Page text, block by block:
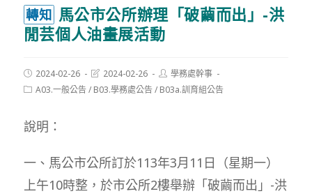
轉知 馬公市公所辦理「破繭而出」-洪
閒芸個人油畫展活動
Post
published:
2024-02-26
Post
modified:
2024-02-26
Post
author:
學務處幹事
PostA03.一般公告/ B03.學務處公告/ B03a.訓育組公告
說明：
一、馬公市公所訂於113年3月11日（星期一）
上午10時整，於市公所2樓舉辦「破繭而出」-洪